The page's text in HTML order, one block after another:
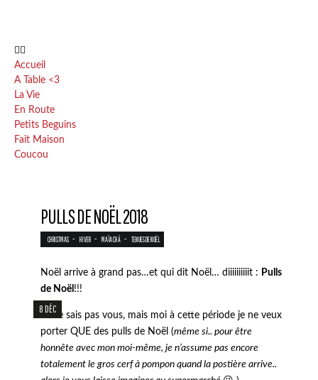
Accueil
A Table <3
La Vie
En Route
Petits Beguins
Fait Maison
Coucou
PULLS DE NOËL 2018
CHRISTMAS - HIVER - MAÏA CHÄ - TENUES DE NOËL
8 DÉC
Noël arrive à grand pas…et qui dit Noël… diiiiiiiiiit : Pulls
de Noël !!!
Je ne sais pas vous, mais moi à cette période je ne veux
porter QUE des pulls de Noël (même si.. pour être
honnête avec mon moi-même, je n’assume pas encore
totalement le gros cerf à pompon quand la postière arrive..